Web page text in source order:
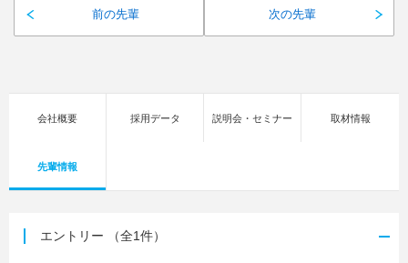
前の先輩 次の先輩
会社概要 採用データ 説明会・セミナー 取材情報
先輩情報
エントリー （全1件）